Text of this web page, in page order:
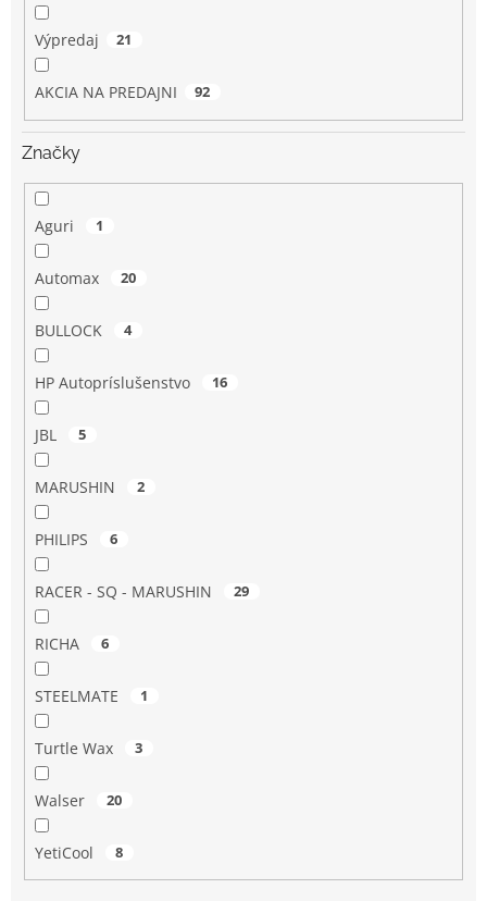
Výpredaj 21
AKCIA NA PREDAJNI 92
Značky
Aguri 1
Automax 20
BULLOCK 4
HP Autopríslušenstvo 16
JBL 5
MARUSHIN 2
PHILIPS 6
RACER - SQ - MARUSHIN 29
RICHA 6
STEELMATE 1
Turtle Wax 3
Walser 20
YetiCool 8